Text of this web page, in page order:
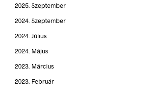
2025. Szeptember
2024. Szeptember
2024. Július
2024. Május
2023. Március
2023. Február